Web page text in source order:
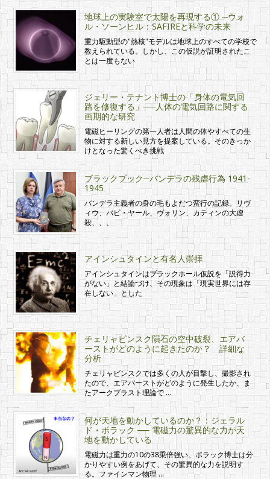
地球上の実験室で太陽を再現する① ─ウォ
ル・ソーンヒル：SAFIREと科学の未来
重力駆動型の"熱核"モデルは地球上のすべての学校で
教えられている。しかし、この仮説が証明されたこ
とは一度もない
ジェリー・テナント博士の「身体の電気回
路を修復する」──人体の電気回路に関する
画期的な研究
電磁ヒーリングの第一人者は人間の体やすべての生
物に対する新しい見方を提案している。そのきっか
けとなった驚くべき挑戦
ブラックブック─バンデラの残虐行為 1941-
1945
バンデラ主義者の身の毛もよだつ蛮行の記録。リヴ
ィウ、バビ・ヤール、ヴォリン、カティンの大虐
殺、、、
アインシュタインと有名人崇拝
アインシュタインはブラックホール仮説を「説得力
がない」と結論づけ、その現象は「現実世界には存
在しない」とした
チェリャビンスク隕石の空中破裂、エアバ
ーストがどのように起きたのか？ 詳細な
分析
チェリャビンスクでは多くの人が目撃し、撮影され
たので、エアバーストがどのように発生したか、ま
たアークブラスト理論で …
何が天地を動かしているのか？：ジェラル
ド・ポラック ── 電磁力の驚異的な力が天
地を動かしている
電磁力は重力の10の38乗倍強い。ポラック博士は分
かりやすい例をあげて、その驚異的な力を説明す
る。ファインマン物理 …